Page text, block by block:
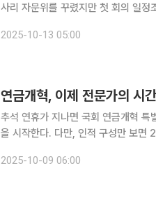
사리 자문위를 꾸렸지만 첫 회의 일정조
원으로 위촉됐다’는 통보를 받은 후
2025-10-13 05:00
연금개혁, 이제 전문가의 시
추석 연휴가 지나면 국회 연금개혁
을 시작한다. 다만, 인적 구성만 보면 21대 국
장 큰 차이는 자문위원 구성이다. 민
2025-10-09 06:00